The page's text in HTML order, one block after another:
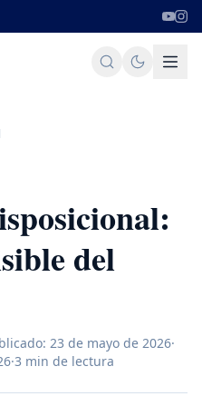
del
23 de mayo de 2026·
·3 min de lectura